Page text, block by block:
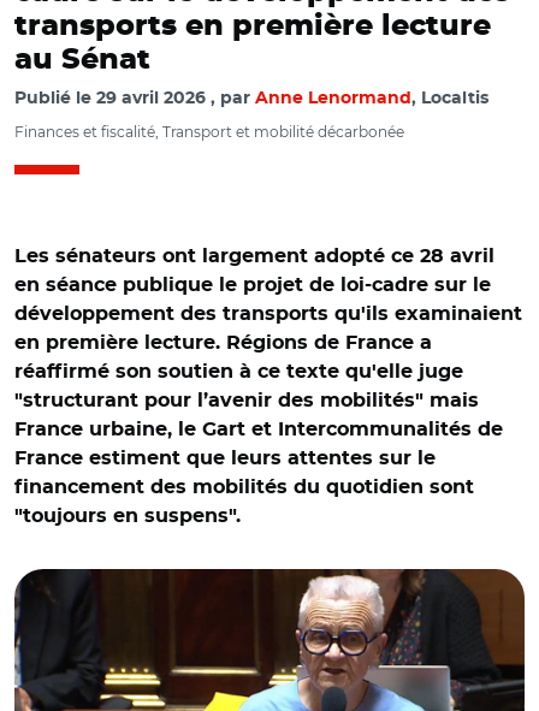
transports en première lecture
au Sénat
Publié le 29 avril 2026 par Anne Lenormand , Localtis
Finances et fiscalité, Transport et mobilité décarbonée
Les sénateurs ont largement adopté ce 28 avril
en séance publique le projet de loi-cadre sur le
développement des transports qu'ils examinaient
en première lecture. Régions de France a
réaffirmé son soutien à ce texte qu'elle juge
"structurant pour l’avenir des mobilités" mais
France urbaine, le Gart et Intercommunalités de
France estiment que leurs attentes sur le
financement des mobilités du quotidien sont
"toujours en suspens".